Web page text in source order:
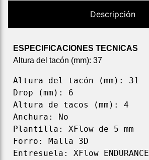
Descripción
ESPECIFICACIONES TECNICAS
Altura del tacón (mm): 37
Altura del tacón (mm): 31
Drop (mm): 6
Altura de tacos (mm): 4
Anchura: No
Plantilla: XFlow de 5 mm
Forro: Malla 3D
Entresuela: XFlow ENDURANCE